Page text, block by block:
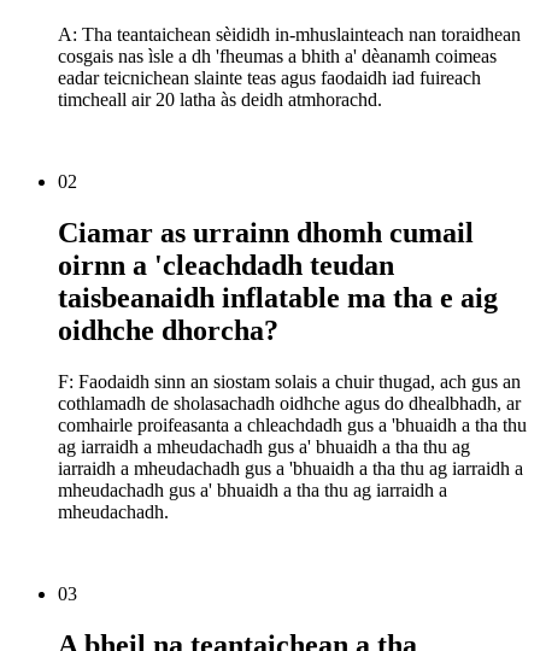
A: Tha teantaichean sèididh in-mhuslainteach nan toraidhean
cosgais nas ìsle a dh 'fheumas a bhith a' dèanamh coimeas
eadar teicnichean slainte teas agus faodaidh iad fuireach
timcheall air 20 latha às deidh atmhorachd.
02
Ciamar as urrainn dhomh cumail
oirnn a 'cleachdadh teudan
taisbeanaidh inflatable ma tha e aig
oidhche dhorcha?
F: Faodaidh sinn an siostam solais a chuir thugad, ach gus an
cothlamadh de sholasachadh oidhche agus do dhealbhadh, ar
comhairle proifeasanta a chleachdadh gus a 'bhuaidh a tha thu
ag iarraidh a mheudachadh gus a' bhuaidh a tha thu ag
iarraidh a mheudachadh gus a 'bhuaidh a tha thu ag iarraidh a
mheudachadh gus a' bhuaidh a tha thu ag iarraidh a
mheudachadh.
03
A bheil na teantaichean a tha